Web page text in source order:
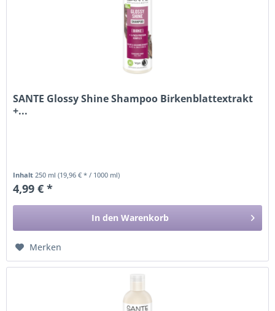
SANTE Glossy Shine Shampoo Birkenblattextrakt
+...
Inhalt250 ml(19,96 € * / 1000 ml)
4,99 € *
In den Warenkorb
Merken